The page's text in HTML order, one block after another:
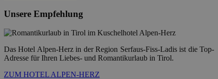
Unsere Empfehlung
Das Hotel Alpen-Herz in der Region Serfaus-Fiss-Ladis ist die Top-
Adresse für Ihren Liebes- und Romantikurlaub in Tirol.
ZUM HOTEL ALPEN-HERZ